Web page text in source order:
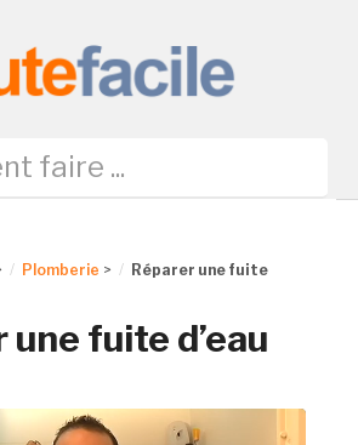
Plomberie >
Réparer une fuite
une fuite d’eau